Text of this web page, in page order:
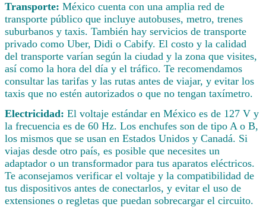
Transporte: México cuenta con una amplia red de
transporte público que incluye autobuses, metro, trenes
suburbanos y taxis. También hay servicios de transporte
privado como Uber, Didi o Cabify. El costo y la calidad
del transporte varían según la ciudad y la zona que visites,
así como la hora del día y el tráfico. Te recomendamos
consultar las tarifas y las rutas antes de viajar, y evitar los
taxis que no estén autorizados o que no tengan taxímetro.
Electricidad: El voltaje estándar en México es de 127 V y
la frecuencia es de 60 Hz. Los enchufes son de tipo A o B,
los mismos que se usan en Estados Unidos y Canadá. Si
viajas desde otro país, es posible que necesites un
adaptador o un transformador para tus aparatos eléctricos.
Te aconsejamos verificar el voltaje y la compatibilidad de
tus dispositivos antes de conectarlos, y evitar el uso de
extensiones o regletas que puedan sobrecargar el circuito.